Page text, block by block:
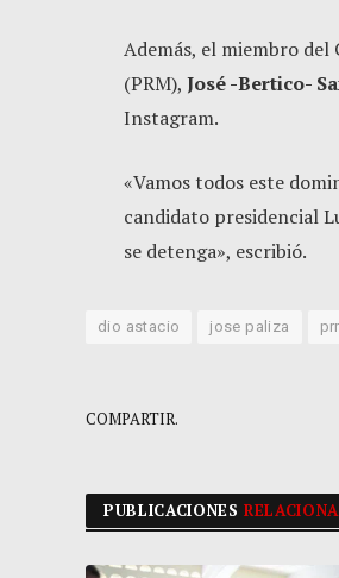
Además, el miembro
(PRM),José -Bertico-
Instagram.
«Vamos todos este
candidato presidencial
se detenga», escribió.
dio astacio jose paliza
COMPARTIR.
PUBLICACIONES